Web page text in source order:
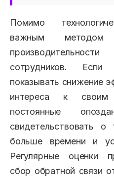
Помимо
важным методом
сотрудников. Если
показывать снижение
интереса к своим
постоянные
свидетельствовать
больше времени и
Регулярные оценки
сбор обратной связи